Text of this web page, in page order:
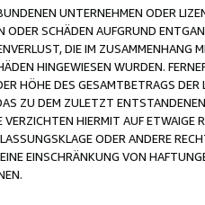
UNTERNEHMEN ODER
ODER SCHÄDEN AUFGRUND
DIE IM ZUSAMMENHANG
HINGEWIESEN WURDEN.
HÖHE DES GESAMTBETRAGS
ZU DEM ZULETZT
HIERMIT AUF
ODER ANDERE
EINSCHRÄNKUNG VON